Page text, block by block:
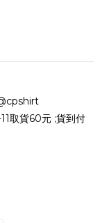
取貨60元 ;貨到付